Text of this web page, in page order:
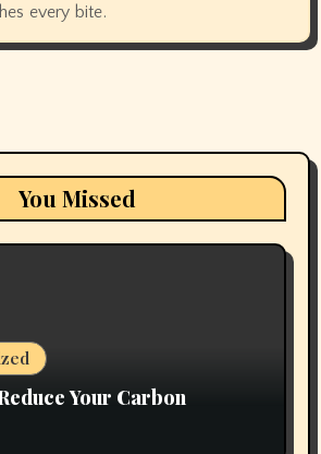
every bite.
You Missed
Your Carbon